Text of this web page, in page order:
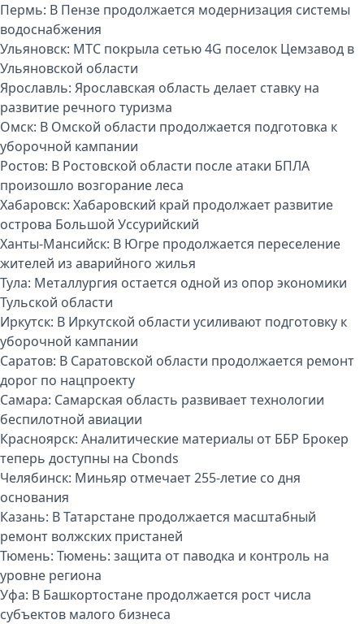
Пермь: В Пензе продолжается модернизация системы
водоснабжения
Ульяновск: МТС покрыла сетью 4G поселок Цемзавод в
Ульяновской области
Ярославль: Ярославская область делает ставку на
развитие речного туризма
Омск: В Омской области продолжается подготовка к
уборочной кампании
Ростов: В Ростовской области после атаки БПЛА
произошло возгорание леса
Хабаровск: Хабаровский край продолжает развитие
острова Большой Уссурийский
Ханты-Мансийск: В Югре продолжается переселение
жителей из аварийного жилья
Тула: Металлургия остается одной из опор экономики
Тульской области
Иркутск: В Иркутской области усиливают подготовку к
уборочной кампании
Саратов: В Саратовской области продолжается ремонт
дорог по нацпроекту
Самара: Самарская область развивает технологии
беспилотной авиации
Красноярск: Аналитические материалы от ББР Брокер
теперь доступны на Cbonds
Челябинск: Миньяр отмечает 255-летие со дня
основания
Казань: В Татарстане продолжается масштабный
ремонт волжских пристаней
Тюмень: Тюмень: защита от паводка и контроль на
уровне региона
Уфа: В Башкортостане продолжается рост числа
субъектов малого бизнеса